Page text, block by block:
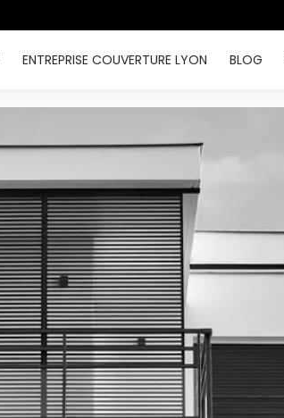
ENTREPRISE COUVERTURE LYON BLOG